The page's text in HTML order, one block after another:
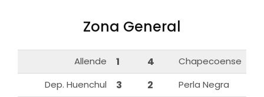
Zona General
Allende 1 4
Chapecoense
Dep. Huenchul
3 2
Perla Negra